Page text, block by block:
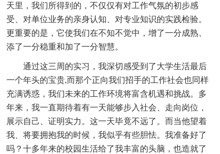
天里，我们所得到的，不仅仅有对工作气氛的初步感
受、对单位业务的亲身认知、对专业知识的实践检验。
更重要的是，它使我们在不知不觉中，增了一分成熟、
添了一分稳重和加了一分智慧。
通过这三周的实习，我深切感受到了大学生活最后
一个年头的宝贵,而那个正向我们招手的工作社会也同样
充满诱惑，我们未来的工作环境将富含机遇和挑战。多
年来，我一直期待着有一天能够步入社会、走向岗位，
展示自己、证明实力。这一天毕竟不远了。而当他望着
我、将要拥抱我的时候，我似乎有些胆怯。我准备好了
吗？十多年来的校园生活给了我丰富的头脑，也造就了